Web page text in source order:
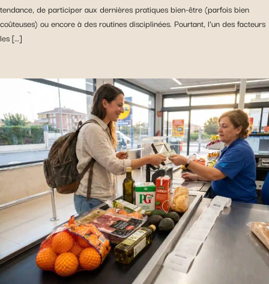
tendance, de participer aux dernières pratiques bien-être (parfois bien
coûteuses) ou encore à des routines disciplinées. Pourtant, l’un des facteurs
les […]